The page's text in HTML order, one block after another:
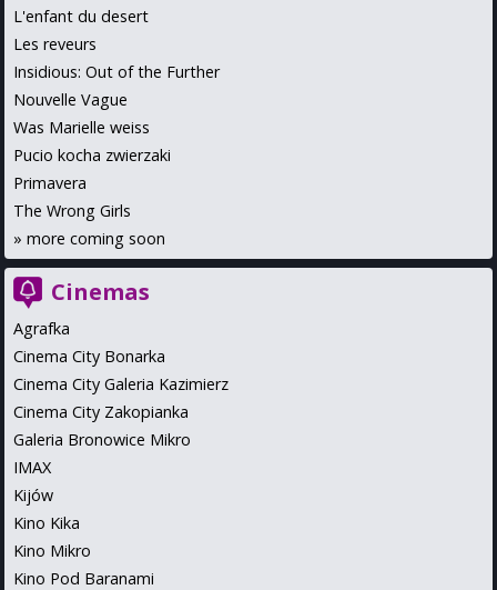
L'enfant du desert
Les reveurs
Insidious: Out of the Further
Nouvelle Vague
Was Marielle weiss
Pucio kocha zwierzaki
Primavera
The Wrong Girls
» more coming soon
Cinemas
Agrafka
Cinema City Bonarka
Cinema City Galeria Kazimierz
Cinema City Zakopianka
Galeria Bronowice Mikro
IMAX
Kijów
Kino Kika
Kino Mikro
Kino Pod Baranami